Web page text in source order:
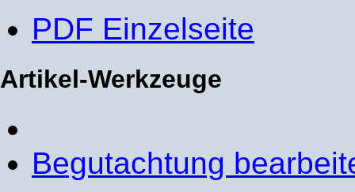
PDF Einzelseite
Artikel-Werkzeuge
Begutachtung